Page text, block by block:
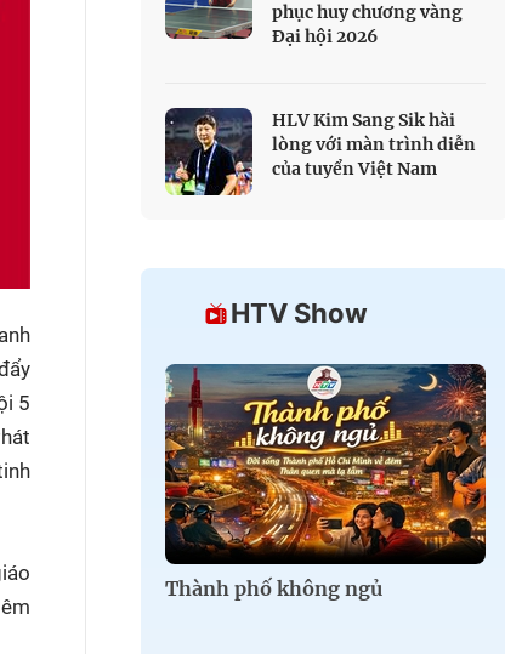
5
phục huy chương vàng
Đại hội 2026
HLV Kim Sang Sik hài
lòng với màn trình diễn
của tuyển Việt Nam
HTV Show
Thành phố không ngủ